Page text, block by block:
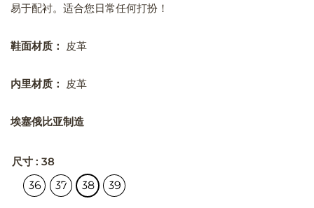
易于配衬。适合您日常任何打扮！
鞋面材质： 皮革
内里材质： 皮革
埃塞俄比亚制造
尺寸 : 38
36
37 38 39